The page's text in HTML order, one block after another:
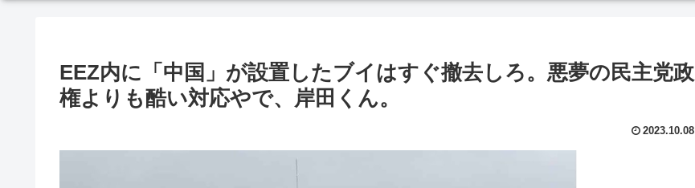
EEZ内に「中国」が設置したブイはすぐ撤去しろ。悪夢の民主党政
権よりも酷い対応やで、岸田くん。
2023.10.08